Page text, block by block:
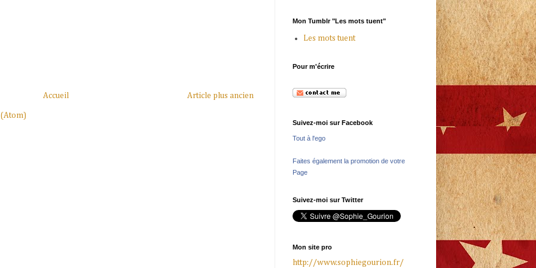
Article plus ancien
Accueil
Mon Tumblr "Les mots tuent"
Les mots tuent
Pour m'écrire
Suivez-moi sur Facebook
Tout à l'ego
Faites également la promotion de votre
Page
Suivez-moi sur Twitter
Mon site pro
http://www.sophiegourion.fr/